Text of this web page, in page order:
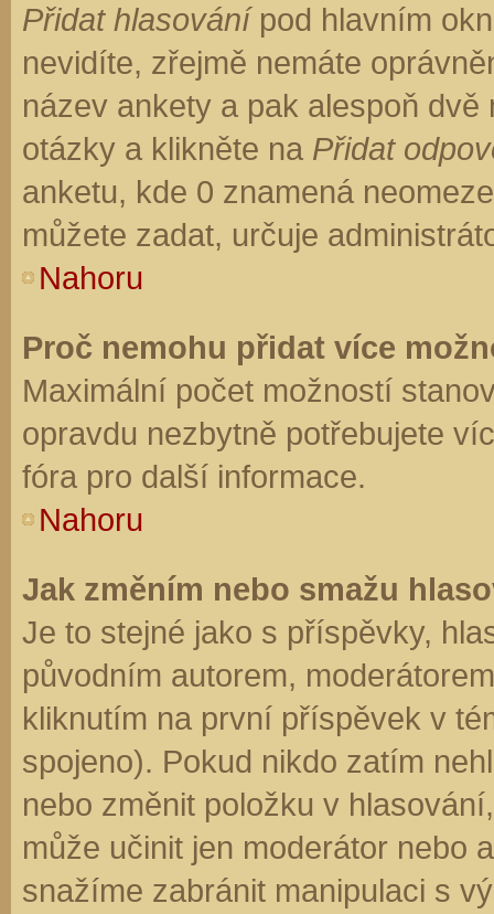
Přidat hlasovánípod hlavním
nevidíte, zřejmě nemáte
název ankety a pak alespoň
otázky a klikněte na Přidat
anketu, kde 0 znamená
můžete zadat, určuje
Nahoru
Proč nemohu přidat více
Maximální počet možností
opravdu nezbytně potřebujete
fóra pro další informace.
Nahoru
Jak změním nebo smažu
Je to stejné jako s příspěvky,
původním autorem,
kliknutím na první příspěvek v
spojeno). Pokud nikdo zatím
nebo změnit položku v
může učinit jen moderátor nebo
snažíme zabránit manipulaci s